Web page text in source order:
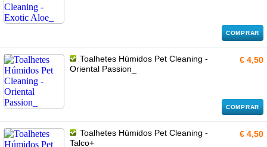
COMPRAR
Toalhetes Húmidos Pet Cleaning -
Oriental Passion_
€ 4,50
COMPRAR
Toalhetes Húmidos Pet Cleaning -
Talco+
€ 4,50